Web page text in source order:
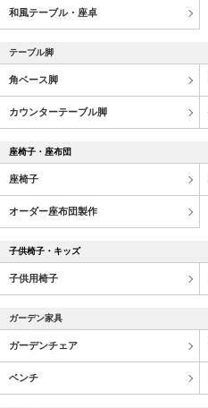
和風テーブル・座卓
テーブル脚
角ベース脚
カウンターテーブル脚
座椅子・座布団
座椅子
オーダー座布団製作
子供椅子・キッズ
子供用椅子
ガーデン家具
ガーデンチェア
ベンチ